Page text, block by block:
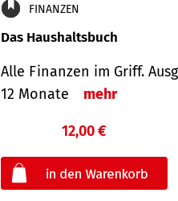
FINANZEN
Das Haushaltsbuch
Alle Finanzen im Griff.
12 Monate
mehr
12,00 €